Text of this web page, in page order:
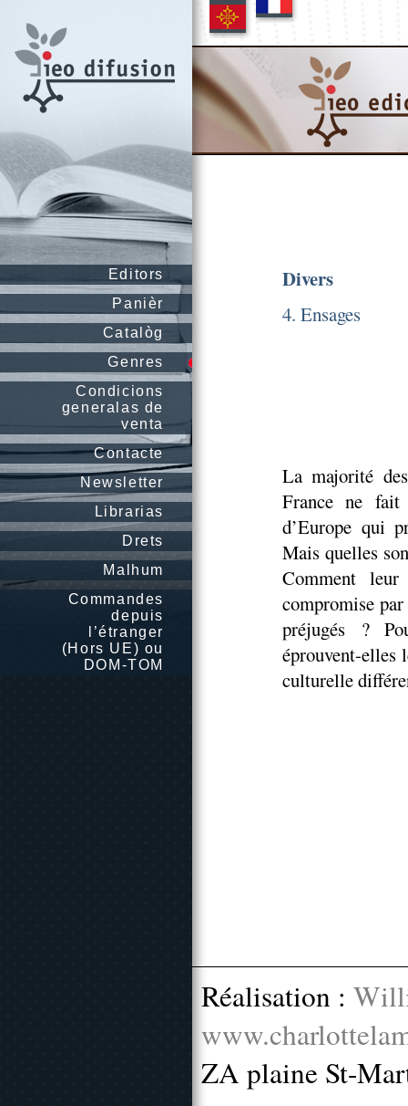
Editors
Panièr
Catalòg
Genres
Condicions
generalas de
venta
Contacte
Newsletter
Librarias
Drets
Malhum
Commandes
depuis
l’étranger
(Hors UE) ou
DOM-TOM
Divers
4. Ensages
La majorité
France ne fait
d’Europe qui
Mais quelles
Comment
compromise
préjugés ?
éprouvent-elles
culturelle
Réalisation :
ZA plaine St-